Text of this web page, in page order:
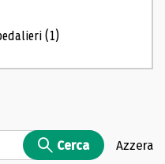
(1)
Cerca Azzera